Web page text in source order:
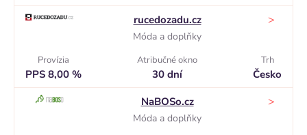
rucedozadu.cz
Móda a doplňky
>
Provízia
PPS 8,00 %
Atribučné okno
30 dní
Trh
Česko
NaBOSo.cz
Móda a doplňky
>